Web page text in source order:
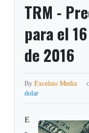
TRM -
para el
de 2016
ByExcelsio Media
dolar
E